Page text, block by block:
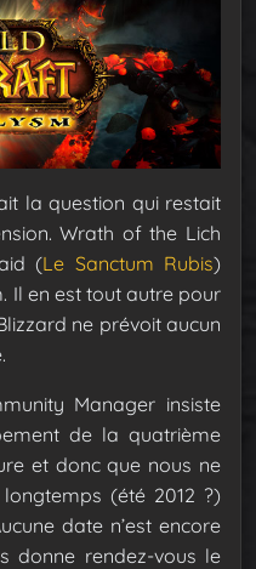
la question qui restait
Wrath of the Lich
(Le Sanctum Rubis)
Il en est tout autre pour
ne prévoit aucun
Manager insiste
de la quatrième
et donc que nous ne
(été 2012 ?)
date n’est encore
donne rendez-vous le